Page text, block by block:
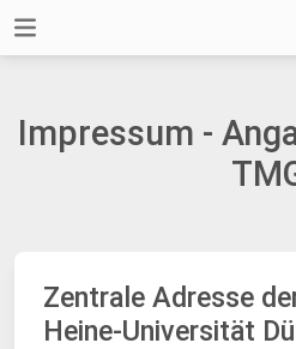
Impressum -
Zentrale Adresse
Heine-Universität